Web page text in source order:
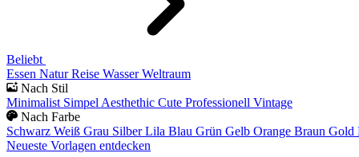
Beliebt
Essen Natur Reise Wasser Weltraum
Nach Stil
Minimalist Simpel Aesthethic Cute Professionell Vintage
Nach Farbe
Schwarz Weiß Grau Silber Lila Blau Grün Gelb Orange Braun Gold
Neueste Vorlagen entdecken